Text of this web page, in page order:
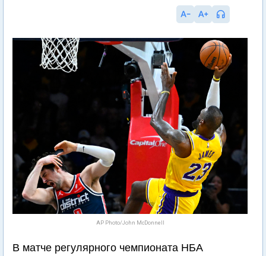
AP Photo/John McDonnell
В матче регулярного чемпионата НБА